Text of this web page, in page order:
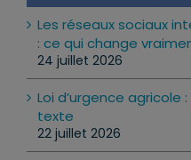
Les réseaux sociaux
: ce qui change
24 juillet 2026
Loi d’urgence agricole
texte
22 juillet 2026